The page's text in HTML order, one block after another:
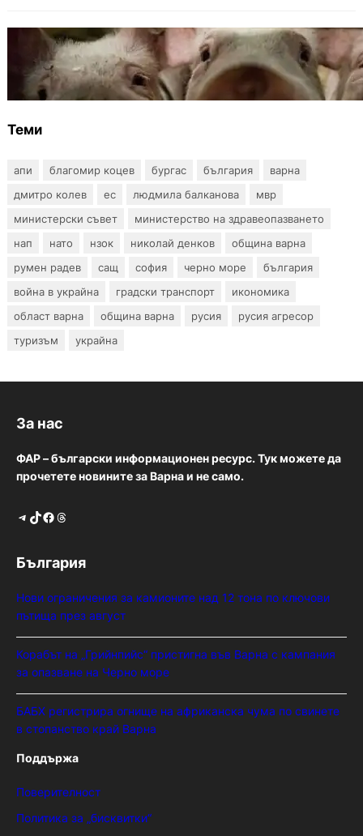
БЪЛГАРИЯ
БАБХ регистрира огнище на африканска
чума по свинете в стопанство край Варна
Теми
апи благомир коцев бургас българия
варна
дмитро колев
ес людмила балканова
мвр
министерски съвет
министерство на здравеопазването
нап
нато нзок николай денков
община варна
румен радев
сащ софия черно море
българия
война в украйна
градски транспорт
икономика
област варна
община варна русия
русия агресор
туризъм
украйна
За нас
ФАР – български информационен ресурс. Тук можете да
прочетете новините за Варна и не само.
Telegram TikTok Facebook Threads
България
Нови ограничения за камионите над 12 тона по ключови
пътища през август
Корабът на „Грийнпийс“ пристигна във Варна с кампания
за опазване на Черно море
БАБХ регистрира огнище на африканска чума по свинете
в стопанство край Варна
Поддържа
Поверителност
Политика за „бисквитки“